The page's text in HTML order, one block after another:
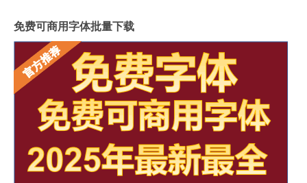
免费可商用字体批量下载